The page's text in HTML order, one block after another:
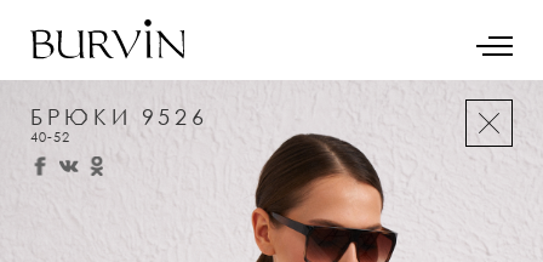
БРЮКИ 9526
40-52